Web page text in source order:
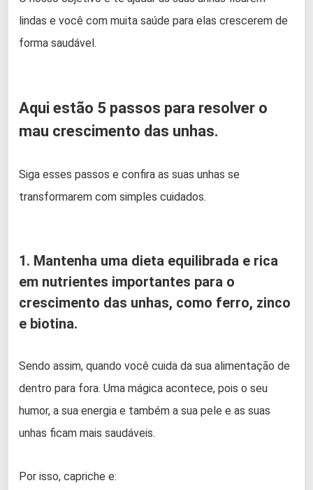
lindas e você com muita saúde para elas crescerem de
forma saudável.
Aqui estão 5 passos para resolver o
mau crescimento das unhas.
Siga esses passos e confira as suas unhas se
transformarem com simples cuidados.
1. Mantenha uma dieta equilibrada e rica
em nutrientes importantes para o
crescimento das unhas, como ferro, zinco
e biotina.
Sendo assim, quando você cuida da sua alimentação de
dentro para fora. Uma mágica acontece, pois o seu
humor, a sua energia e também a sua pele e as suas
unhas ficam mais saudáveis.
Por isso, capriche e: